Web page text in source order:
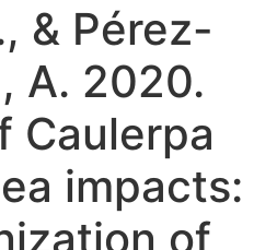
& Pérez-
A. 2020.
Caulerpa
impacts:
of